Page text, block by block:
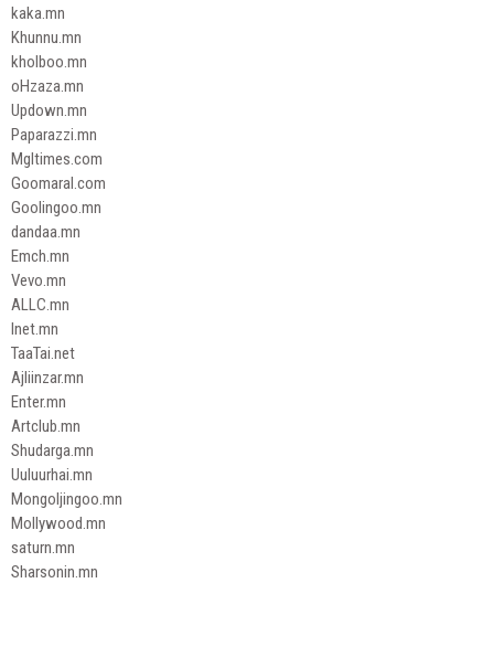
kaka.mn
Khunnu.mn
kholboo.mn
oHzaza.mn
Updown.mn
Paparazzi.mn
Mgltimes.com
Goomaral.com
Goolingoo.mn
dandaa.mn
Emch.mn
Vevo.mn
ALLC.mn
Inet.mn
TaaTai.net
Ajliinzar.mn
Enter.mn
Artclub.mn
Shudarga.mn
Uuluurhai.mn
Mongoljingoo.mn
Mollywood.mn
saturn.mn
Sharsonin.mn